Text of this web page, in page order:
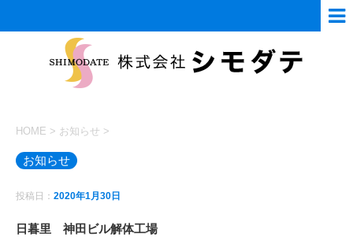
HOME > お知らせ >
お知らせ
投稿日： 2020年1月30日
日暮里 神田ビル解体工場